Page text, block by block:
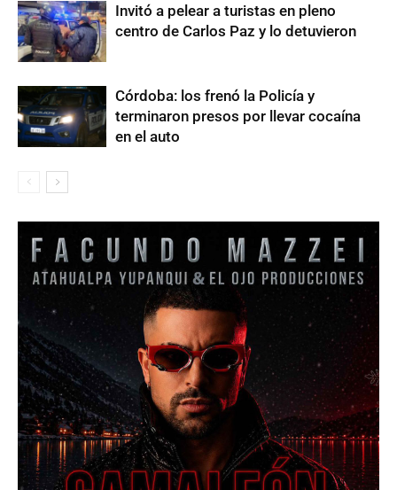
Invitó a pelear a turistas en pleno
centro de Carlos Paz y lo detuvieron
Córdoba: los frenó la Policía y
terminaron presos por llevar cocaína
en el auto